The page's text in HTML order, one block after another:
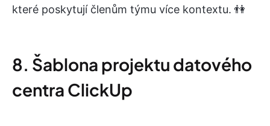
které poskytují členům týmu více kontextu. 👫
8. Šablona projektu datového
centra ClickUp